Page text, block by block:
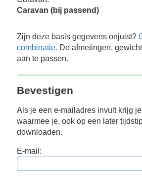
Caravan (bij passend)
Zijn deze basis gegevens onjuist?
combinatie. De afmetingen,
aan te passen.
Bevestigen
Als je een e-mailadres invult krijg
waarmee je, ook op een later
downloaden.
E-mail: